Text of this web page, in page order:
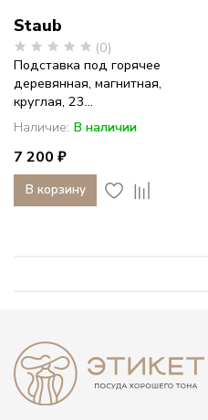
Staub
(0)
Подставка под горячее
деревянная, магнитная,
круглая, 23...
Наличие: В наличии
7 200 ₽
В корзину